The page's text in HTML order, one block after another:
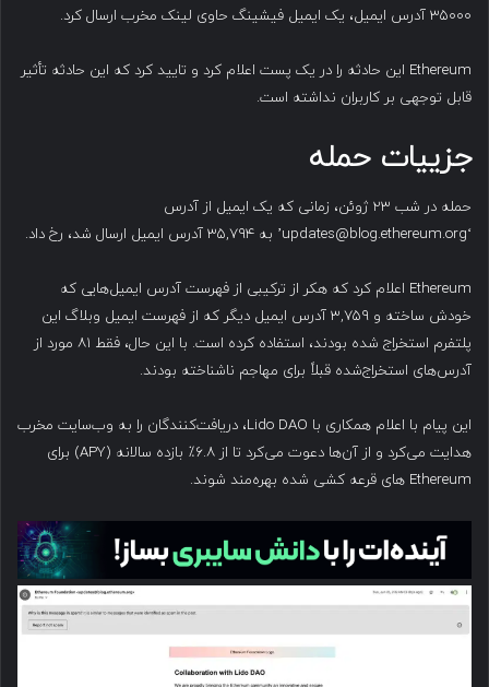
۳۵۰۰۰ آدرس ایمیل، یک ایمیل فیشینگ حاوی لینک مخرب ارسال کرد.
Ethereum این حادثه را در یک پست اعلام کرد و تایید کرد که این حادثه تأثیر
قابل توجهی بر کاربران نداشته است.
جزییات حمله
حمله در شب ۲۳ ژوئن، زمانی که یک ایمیل از آدرس
‘updates@blog.ethereum.org’ به ۳۵,۷۹۴ آدرس ایمیل ارسال شد، رخ داد.
Ethereum اعلام کرد که هکر از ترکیبی از فهرست آدرس ایمیل‌هایی که
خودش ساخته و ۳,۷۵۹ آدرس ایمیل دیگر که از فهرست ایمیل وبلاگ این
پلتفرم استخراج شده بودند، استفاده کرده است. با این حال، فقط ۸۱ مورد از
آدرس‌های استخراج‌شده قبلاً برای مهاجم ناشناخته بودند.
این پیام با اعلام همکاری با Lido DAO، دریافت‌کنندگان را به وب‌سایت مخرب
هدایت می‌کرد و از آن‌ها دعوت می‌کرد تا از ۶.۸٪ بازده سالانه (APY) برای
Ethereum های قرعه کشی شده بهره‌مند شوند.